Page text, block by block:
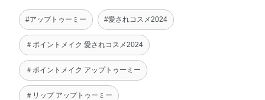
#アップトゥーミー #愛されコスメ2024
＃ポイントメイク 愛されコスメ2024
＃ポイントメイク アップトゥーミー
＃リップ アップトゥーミー